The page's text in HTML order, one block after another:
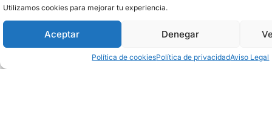
Utilizamos cookies para mejorar tu experiencia.
Aceptar Denegar
Política de cookiesPolítica de privacidadAviso Legal
Hostelería y turismo Técnico en Servicios en